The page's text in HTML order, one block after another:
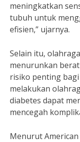
meningkatkan
tubuh untuk
efisien,” ujarnya.
Selain itu,
menurunkan
risiko penting
melakukan
diabetes dapat
mencegah
Menurut